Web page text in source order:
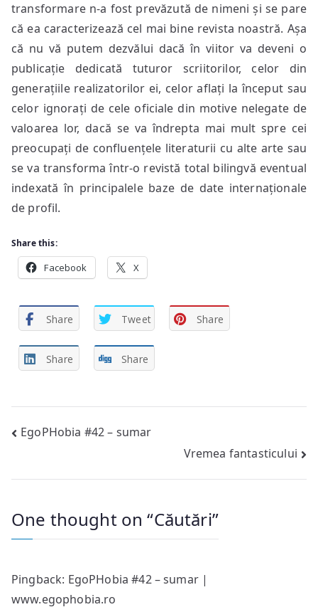
transformare n-a fost prevăzută de nimeni și se pare
că ea caracterizează cel mai bine revista noastră. Așa
că nu vă putem dezvălui dacă în viitor va deveni o
publicație dedicată tuturor scriitorilor, celor din
generațiile realizatorilor ei, celor aflați la început sau
celor ignorați de cele oficiale din motive nelegate de
valoarea lor, dacă se va îndrepta mai mult spre cei
preocupați de confluențele literaturii cu alte arte sau
se va transforma într-o revistă total bilingvă eventual
indexată în principalele baze de date internaționale
de profil.
Share this:
Facebook X
Share Tweet Share
Share Share
Post
EgoPHobia #42 – sumar
Vremea fantasticului
One thought on “Căutări”
Pingback: EgoPHobia #42 – sumar |
www.egophobia.ro